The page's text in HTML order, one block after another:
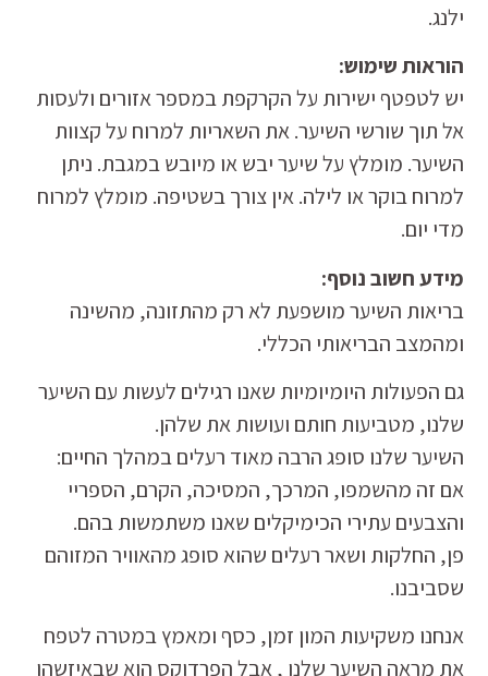
ילנג.
הוראות שימוש:
יש לטפטף ישירות על הקרקפת במספר אזורים ולעסות
אל תוך שורשי השיער. את השאריות למרוח על קצוות
השיער. מומלץ על שיער יבש או מיובש במגבת. ניתן
למרוח בוקר או לילה. אין צורך בשטיפה. מומלץ למרוח
מדי יום.
מידע חשוב נוסף:
בריאות השיער מושפעת לא רק מהתזונה, מהשינה
ומהמצב הבריאותי הכללי.
גם הפעולות היומיומיות שאנו רגילים לעשות עם השיער
שלנו, מטביעות חותם ועושות את שלהן.
השיער שלנו סופג הרבה מאוד רעלים במהלך החיים:
אם זה מהשמפו, המרכך, המסיכה, הקרם, הספריי
והצבעים עתירי הכימיקלים שאנו משתמשות בהם.
פן, החלקות ושאר רעלים שהוא סופג מהאוויר המזוהם
שסביבנו.
אנחנו משקיעות המון זמן, כסף ומאמץ במטרה לטפח
את מראה השיער שלנו , אבל הפרדוקס הוא שבאיזשהו